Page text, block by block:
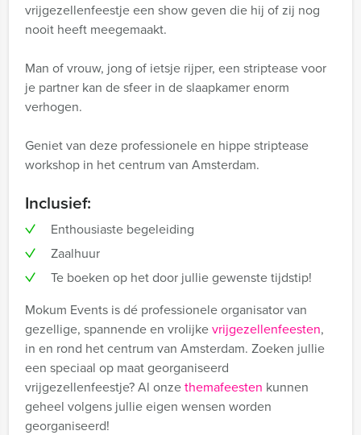
vrijgezellenfeestje een show geven die hij of zij nog
nooit heeft meegemaakt.
Man of vrouw, jong of ietsje rijper, een striptease voor
je partner kan de sfeer in de slaapkamer enorm
verhogen.
Geniet van deze professionele en hippe striptease
workshop in het centrum van Amsterdam.
Inclusief:
Enthousiaste begeleiding
Zaalhuur
Te boeken op het door jullie gewenste tijdstip!
Mokum Events is dé professionele organisator van
gezellige, spannende en vrolijkevrijgezellenfeesten,
in en rond het centrum van Amsterdam. Zoeken jullie
een speciaal op maat georganiseerd
vrijgezellenfeestje? Al onzethemafeesten kunnen
geheel volgens jullie eigen wensen worden
georganiseerd!